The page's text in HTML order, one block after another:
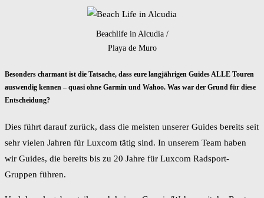
Beachlife in Alcudia /
Playa de Muro
Besonders charmant ist die Tatsache, dass eure langjährigen Guides ALLE Touren
auswendig kennen – quasi ohne Garmin und Wahoo. Was war der Grund für diese
Entscheidung?
Dies führt darauf zurück, dass die meisten unserer Guides bereits seit
sehr vielen Jahren für Luxcom tätig sind. In unserem Team haben
wir Guides, die bereits bis zu 20 Jahre für Luxcom Radsport-
Gruppen führen.